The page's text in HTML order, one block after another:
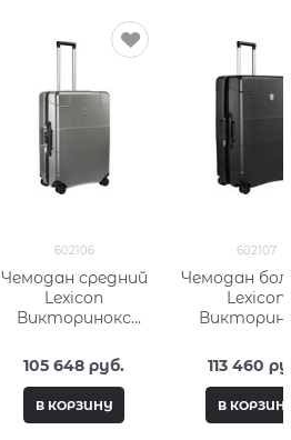
602106
Чемодан средний
Lexicon
Викторинокс
105 648 руб.
В КОРЗИНУ
602107
Чемодан
Lexicon
113 460
В